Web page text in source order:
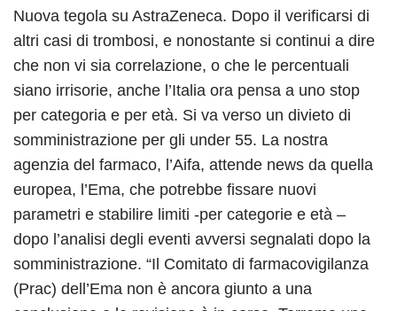
Nuova tegola su AstraZeneca. Dopo il verificarsi di
altri casi di trombosi, e nonostante si continui a dire
che non vi sia correlazione, o che le percentuali
siano irrisorie, anche l’Italia ora pensa a uno stop
per categoria e per età. Si va verso un divieto di
somministrazione per gli under 55. La nostra
agenzia del farmaco, l’Aifa, attende news da quella
europea, l’Ema, che potrebbe fissare nuovi
parametri e stabilire limiti -per categorie e età –
dopo l’analisi degli eventi avversi segnalati dopo la
somministrazione. “Il Comitato di farmacovigilanza
(Prac) dell’Ema non è ancora giunto a una